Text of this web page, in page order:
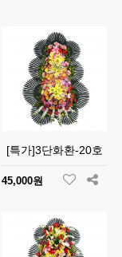
[특가]3단화환-20호
45,000원